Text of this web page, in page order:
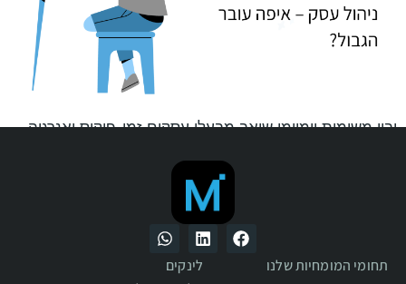
יבוי משימות יומיומי שואב מבעלי עסקים זמן, פוקוס ואנרגיה –
אסטרטגיה עסקית, ואיך אפשר לייצר שקט ניהולי אמיתי דרך
שחרור חכם של משימות והתמקדות בהובלה.
תחומי המומחיות שלנו
לינקים